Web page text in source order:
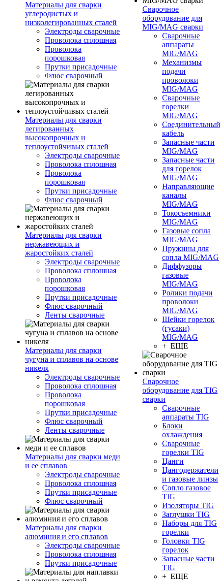
Материалы для сварки
углеродистых и
низколегированных сталей
Электроды сварочные
Проволока сплошная
Проволока
порошковая
Прутки присадочные
Флюс сварочный
Материалы для сварки
легированных
высокопрочных и
теплоустойчивых сталей
Электроды сварочные
Проволока сплошная
Проволока
порошковая
Прутки присадочные
Флюс сварочный
Материалы для сварки
нержавеющих и
жаростойких сталей
Электроды сварочные
Проволока сплошная
Проволока
порошковая
Прутки присадочные
Флюс сварочный
Ленты сварочные
Материалы для сварки
чугуна и сплавов на основе
никеля
Электроды сварочные
Проволока сплошная
Проволока
порошковая
Прутки присадочные
Флюс сварочный
Ленты сварочные
Материалы для сварки меди
и ее сплавов
Электроды сварочные
Проволока сплошная
Прутки присадочные
Флюс сварочный
Материалы для сварки
алюминия и его сплавов
Электроды сварочные
Проволока сплошная
Прутки присадочные
Сварочное
оборудование для
MIG/MAG сварки
Сварочные
аппараты
MIG/MAG
Механизмы
подачи
проволоки
MIG/MAG
Сварочные
горелки
MIG/MAG
Соединительный
кабель
Запасные части
MIG/MAG
Запасные части
для горелок
MIG/MAG
Направляющие
каналы
MIG/MAG
Токосъемники
MIG/MAG
Газовые сопла
MIG/MAG
Пружины для
сопла MIG/MAG
Диффузоры
газовые
MIG/MAG
Ролики подачи
проволоки
MIG/MAG
Шейки горелок
(гусаки)
MIG/MAG
+ ЕЩЕ
Сварочное
оборудование для TIG
сварки
Сварочные
аппараты TIG
Блоки
охлаждения
Сварочные
горелки TIG
Цанги
Цангодержатели
и газовые линзы
Сопло газовое
TIG
Изоляторы TIG
Заглушки TIG
Наборы для TIG
горелки
Головки TIG
горелок
Запасные части
TIG
+ ЕЩЕ